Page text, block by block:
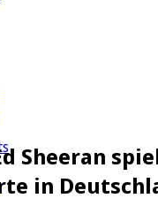
Sheeran
in